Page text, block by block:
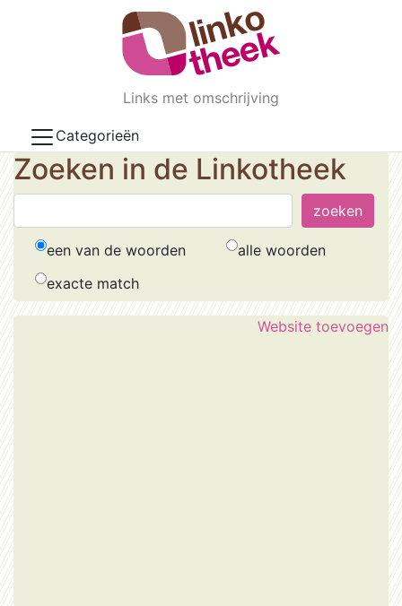
Skip to main content
Links met omschrijving
Categorieën
Zoeken in de Linkotheek
een van de woorden
alle woorden
exacte match
Website toevoegen